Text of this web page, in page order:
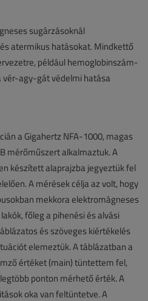
sugárzásoknál
atermikus hatásokat. Mindkettő
például hemoglobinszám-
vér-agy-gát védelmi hatása
a Gigahertz NFA-1000, magas
mérőműszert alkalmaztuk. A
készített alaprajzba jegyeztük fel
A mérések célja az volt, hogy
mekkora elektromágneses
főleg a pihenési és alvási
és szöveges kiértékelés
elemeztük. A táblázatban a
értéket (main) tüntettem fel,
ponton mérhető érték. A
oka van feltüntetve. A